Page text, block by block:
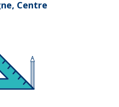
Centre